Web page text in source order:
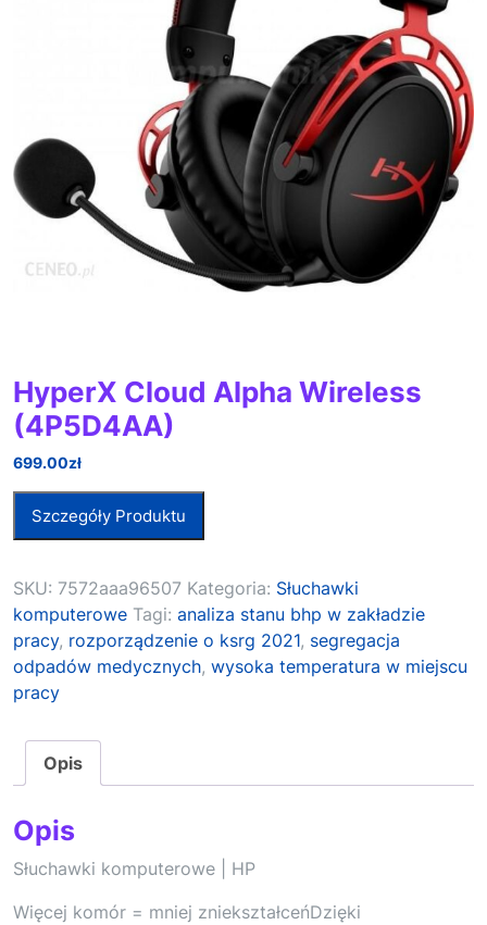
HyperX Cloud Alpha Wireless
(4P5D4AA)
699.00zł
Szczegóły Produktu
SKU: 7572aaa96507 Kategoria: Słuchawki
komputerowe Tagi: analiza stanu bhp w zakładzie
pracy, rozporządzenie o ksrg 2021, segregacja
odpadów medycznych, wysoka temperatura w miejscu
pracy
Opis
Opis
Słuchawki komputerowe | HP
Więcej komór = mniej zniekształceńDzięki